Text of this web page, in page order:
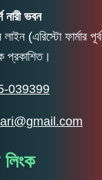
নারী ভবন
(এরিস্টো ফার্মার
প্রকাশিত।
039399
লিংক